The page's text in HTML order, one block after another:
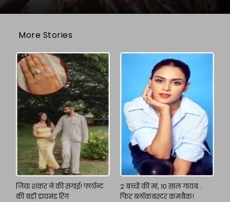
More Stories
जिया शंकर ने की सगाई! फ्लॉन्ट
की बड़ी डायमंड रिंग
2 बच्चों की मां, 10 साल गायब…
फिर ब्लॉकबस्टर कमबैक!